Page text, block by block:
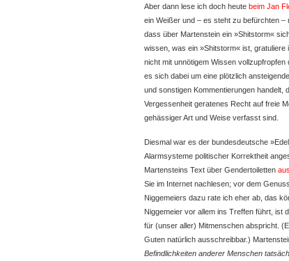
Aber dann lese ich doch heute beim Jan
ein Weißer und – es steht zu befürchten –
dass über Martenstein ein »Shitstorm«
wissen, was ein »Shitstorm« ist,
nicht mit unnötigem Wissen
es sich dabei um eine plötzlich
und sonstigen Kommentierungen handelt,
Vergessenheit geratenes Recht auf freie
gehässiger Art und Weise verfasst sind.
Diesmal war es der bundesdeutsche
Alarmsysteme politischer Korrektheit
Martensteins Text über Gendertoiletten
Sie im Internet nachlesen; vor dem
Niggemeiers dazu rate ich eher ab, das
Niggemeier vor allem ins Treffen führt, ist
für (unser aller) Mitmenschen abspricht.
Guten natürlich ausschreibbar.)
Befindlichkeiten anderer Menschen